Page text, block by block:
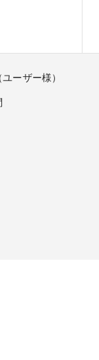
ーザー様）